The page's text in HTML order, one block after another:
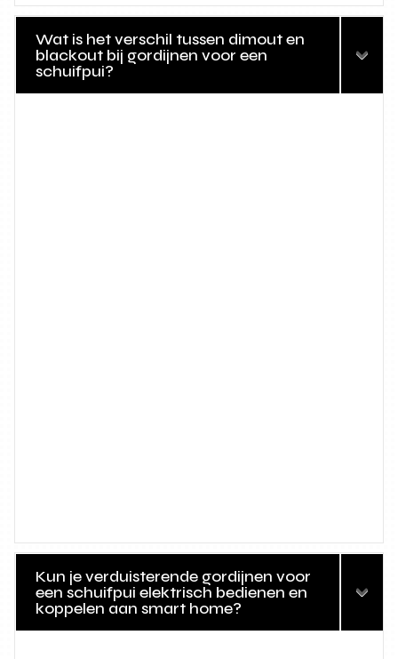
Wat is het verschil tussen dimout en
blackout bij gordijnen voor een
schuifpui?
Kun je verduisterende gordijnen voor
een schuifpui elektrisch bedienen en
koppelen aan smart home?